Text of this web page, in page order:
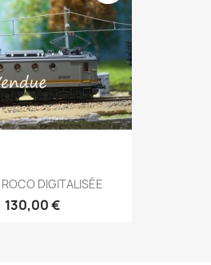
ROCO DIGITALISÉE
130,00 €